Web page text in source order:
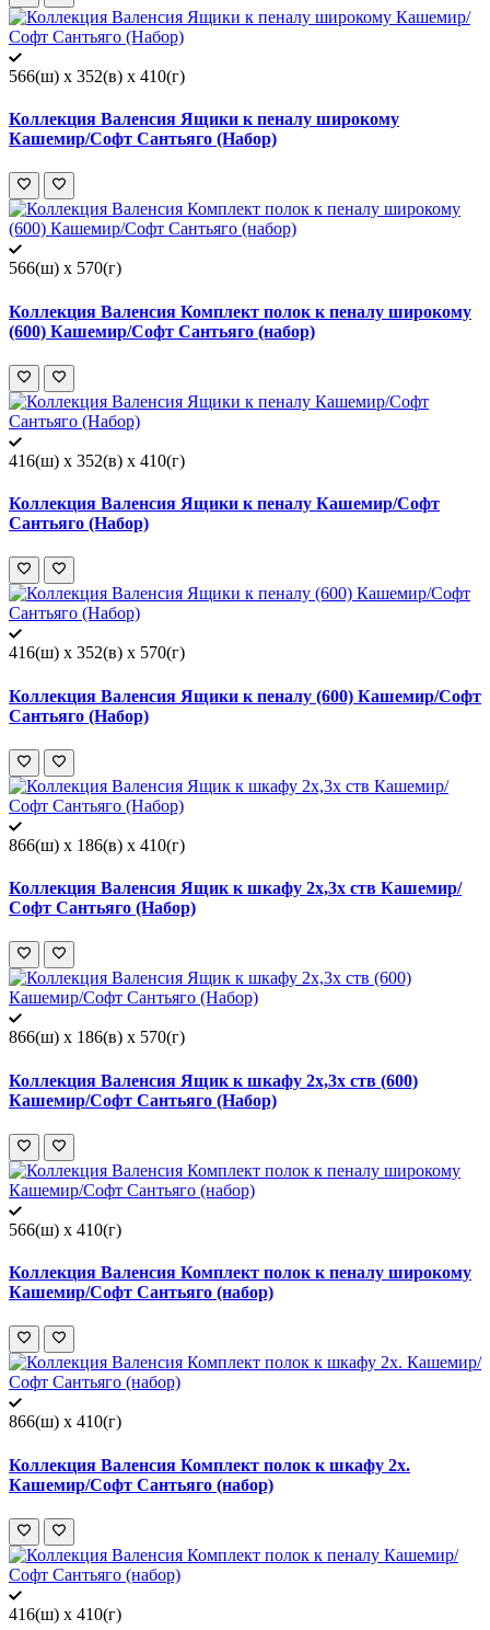
566(ш) x 352(в) x 410(г)
Коллекция Валенсия Ящики к пеналу широкому
Кашемир/Софт Сантьяго (Набор)
566(ш) x 570(г)
Коллекция Валенсия Комплект полок к пеналу широкому
(600) Кашемир/Софт Сантьяго (набор)
416(ш) x 352(в) x 410(г)
Коллекция Валенсия Ящики к пеналу Кашемир/Софт
Сантьяго (Набор)
416(ш) x 352(в) x 570(г)
Коллекция Валенсия Ящики к пеналу (600) Кашемир/Софт
Сантьяго (Набор)
866(ш) x 186(в) x 410(г)
Коллекция Валенсия Ящик к шкафу 2х,3х ств Кашемир/
Софт Сантьяго (Набор)
866(ш) x 186(в) x 570(г)
Коллекция Валенсия Ящик к шкафу 2х,3х ств (600)
Кашемир/Софт Сантьяго (Набор)
566(ш) x 410(г)
Коллекция Валенсия Комплект полок к пеналу широкому
Кашемир/Софт Сантьяго (набор)
866(ш) x 410(г)
Коллекция Валенсия Комплект полок к шкафу 2х.
Кашемир/Софт Сантьяго (набор)
416(ш) x 410(г)